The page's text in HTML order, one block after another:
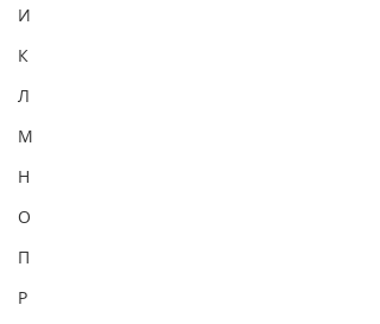
И
К
Л
М
Н
О
П
Р